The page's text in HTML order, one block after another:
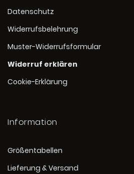
Datenschutz
Widerrufsbelehrung
Muster-Widerrufsformular
Widerruf erklären
Cookie-Erklärung
Information
Größentabellen
Lieferung & Versand